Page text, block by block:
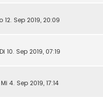
12. Sep 2019, 20:09
Di 10. Sep 2019, 07:19
Mi 4. Sep 2019, 17:14